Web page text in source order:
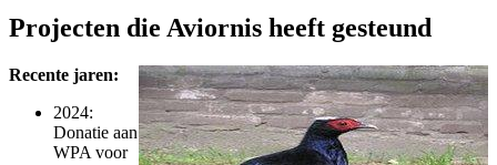
Projecten die Aviornis heeft gesteund
Recente jaren:
2024:
Donatie aan
WPA voor